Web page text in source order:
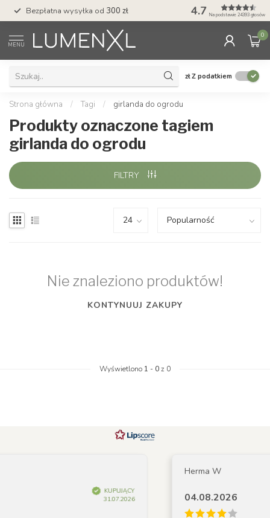
Bezpłatna wysyłka od 300 zł Profesjonalna
4.7 Na podstawie 24393 głosów
MENU
0
złZ podatkiem
Strona główna / Tagi / girlanda do ogrodu
Produkty oznaczone tagiem
girlanda do ogrodu
FILTRY
Nie znaleziono produktów!
KONTYNUUJ ZAKUPY
Wyświetlono 1 - 0z 0
KUPUJĄCY
31.07.2026
Herma W
04.08.2026